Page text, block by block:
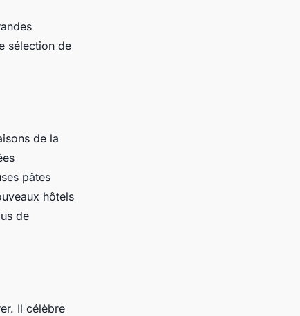
sélection de
de la
pâtes
hôtels
de
Il célèbre